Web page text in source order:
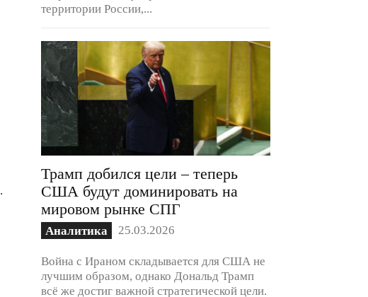
территории России,...
Трамп добился цели – теперь
США будут доминировать на
мировом рынке СПГ
Аналитика 25.03.2026
Война с Ираном складывается для США не
лучшим образом, однако Дональд Трамп
всё же достиг важной стратегической цели.